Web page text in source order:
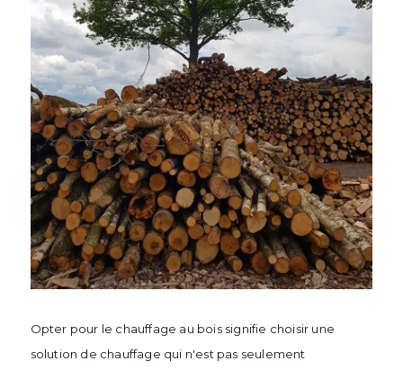
Opter pour le chauffage au bois signifie choisir une
solution de chauffage qui n'est pas seulement